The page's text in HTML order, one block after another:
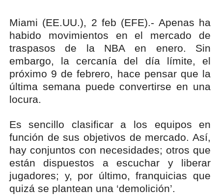
Miami (EE.UU.), 2 feb (EFE).- Apenas ha
habido movimientos en el mercado de
traspasos de la NBA en enero. Sin
embargo, la cercanía del día límite, el
próximo 9 de febrero, hace pensar que la
última semana puede convertirse en una
locura.
Es sencillo clasificar a los equipos en
función de sus objetivos de mercado. Así,
hay conjuntos con necesidades; otros que
están dispuestos a escuchar y liberar
jugadores; y, por último, franquicias que
quizá se plantean una ‘demolición’.